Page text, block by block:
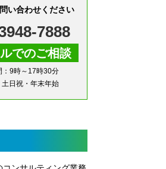
い合わせください
7888
でのご相談
：9時～17時30分
土日祝・年末年始